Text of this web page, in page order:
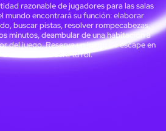
razonable de jugadores para las salas
mundo encontrará su función: elaborar
buscar pistas, resolver rompecabezas,
minutos, deambular de una habitación a
del juego. Reserva un juego de escape en
cuál será tu rol.